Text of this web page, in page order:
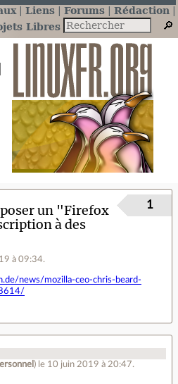
Liens Forums
Rédaction
Libres
un "Firefox
à des
à 09:34.
1
news/mozilla-ceo-chris-beard-
) le 10 juin 2019 à 20:47.